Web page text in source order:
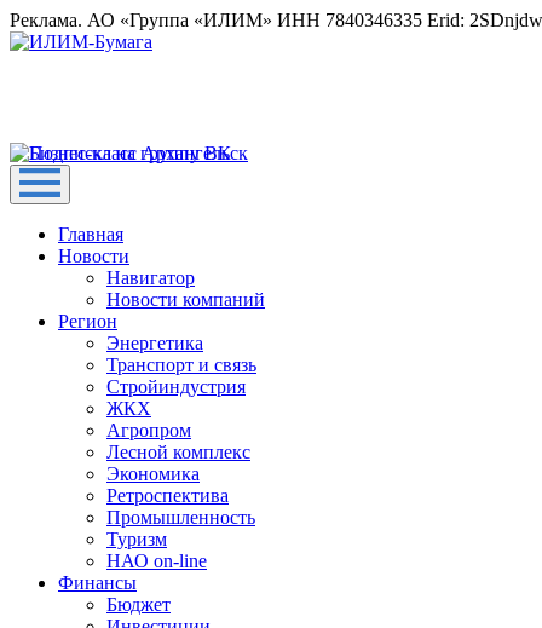
Реклама. АО «Группа «ИЛИМ» ИНН 7840346335 Erid:
Главная
Новости
Навигатор
Новости компаний
Регион
Энергетика
Транспорт и связь
Стройиндустрия
ЖКХ
Агропром
Лесной комплекс
Экономика
Ретроспектива
Промышленность
Туризм
НАО on-line
Финансы
Бюджет